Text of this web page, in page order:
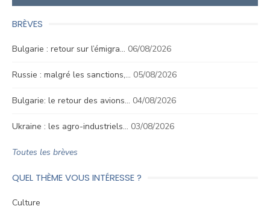
BRÈVES
Bulgarie : retour sur l’émigra… 06/08/2026
Russie : malgré les sanctions,… 05/08/2026
Bulgarie: le retour des avions… 04/08/2026
Ukraine : les agro-industriels… 03/08/2026
Toutes les brèves
QUEL THÈME VOUS INTÉRESSE ?
Culture